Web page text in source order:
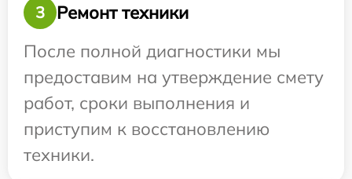
3
Ремонт техники
После полной диагностики мы
предоставим на утверждение смету
работ, сроки выполнения и
приступим к восстановлению
техники.